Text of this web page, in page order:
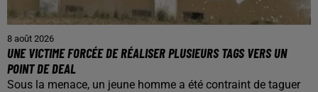
8 août 2026
UNE VICTIME FORCÉE DE RÉALISER PLUSIEURS TAGS VERS UN
POINT DE DEAL
Sous la menace, un jeune homme a été contraint de taguer